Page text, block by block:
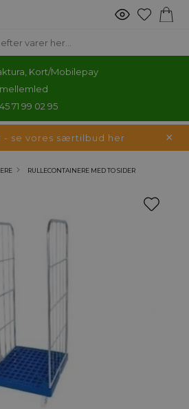
Kort/Mobilepay
71 99 02 95
- se vores særtilbud her
RULLECONTAINERE MED TO SIDER